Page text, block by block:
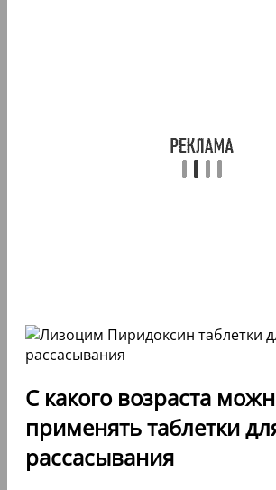
С какого возраста
применять таблетки
рассасывания